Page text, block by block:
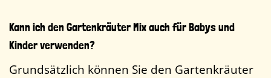
Kann ich den Gartenkräuter Mix auch für Babys und
Kinder verwenden?
Grundsätzlich können Sie den Gartenkräuter